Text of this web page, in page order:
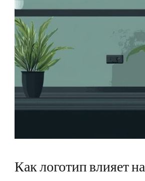
Как логотип влияет на